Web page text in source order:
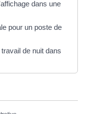
dans une
pour un poste de
de nuit dans